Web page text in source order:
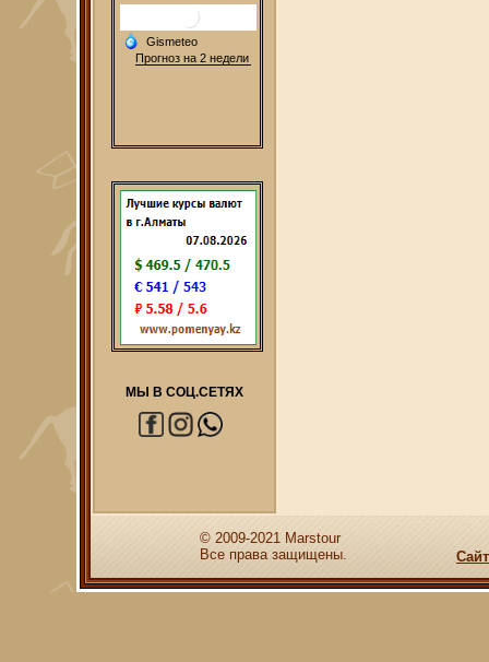
МЫ В СОЦ.СЕТЯХ
© 2009-2021 Marstour
Все права защищены.